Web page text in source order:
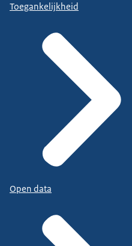
Toegankelijkheid
Open data